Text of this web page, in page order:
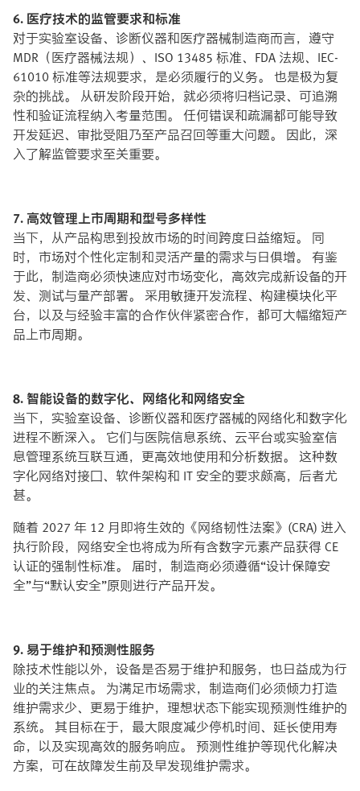
6. 医疗技术的监管要求和标准
对于实验室设备、诊断仪器和医疗器械制造商而言，遵守
MDR（医疗器械法规）、ISO 13485 标准、FDA 法规、IEC-
61010 标准等法规要求，是必须履行的义务。 也是极为复
杂的挑战。 从研发阶段开始，就必须将归档记录、可追溯
性和验证流程纳入考量范围。 任何错误和疏漏都可能导致
开发延迟、审批受阻乃至产品召回等重大问题。 因此，深
入了解监管要求至关重要。
7. 高效管理上市周期和型号多样性
当下，从产品构思到投放市场的时间跨度日益缩短。 同
时，市场对个性化定制和灵活产量的需求与日俱增。 有鉴
于此，制造商必须快速应对市场变化，高效完成新设备的开
发、测试与量产部署。 采用敏捷开发流程、构建模块化平
台，以及与经验丰富的合作伙伴紧密合作，都可大幅缩短产
品上市周期。
8. 智能设备的数字化、网络化和网络安全
当下，实验室设备、诊断仪器和医疗器械的网络化和数字化
进程不断深入。 它们与医院信息系统、云平台或实验室信
息管理系统互联互通，更高效地使用和分析数据。 这种数
字化网络对接囗、软件架构和 IT 安全的要求颇高，后者尤
甚。
随着 2027 年 12 月即将生效的《网络韧性法案》(CRA) 进入
执行阶段，网络安全也将成为所有含数字元素产品获得 CE
认证的强制性标准。 届时，制造商必须遵循“设计保障安
全”与“默认安全”原则进行产品开发。
9. 易于维护和预测性服务
除技术性能以外，设备是否易于维护和服务，也日益成为行
业的关注焦点。 为满足市场需求，制造商们必须倾力打造
维护需求少、更易于维护，理想状态下能实现预测性维护的
系统。 其目标在于，最大限度减少停机时间、延长使用寿
命，以及实现高效的服务响应。 预测性维护等现代化解决
方案，可在故障发生前及早发现维护需求。